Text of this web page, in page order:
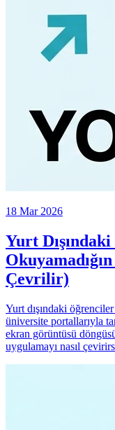
18 Mar 2026
Yurt
Çevrilir)
Yurt dışındaki
üniversite portallarıyla
ekran görüntüsü
uygulamayı nasıl